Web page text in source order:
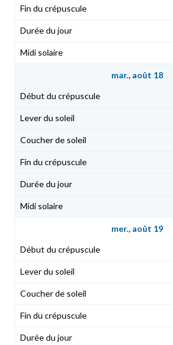
mar., août 18
mer., août 19